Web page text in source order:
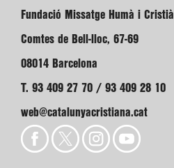
Fundació Missatge Humà i Cristià
Comtes de Bell-lloc, 67-69
08014 Barcelona
T. 93 409 27 70 / 93 409 28 10
web@catalunyacristiana.cat